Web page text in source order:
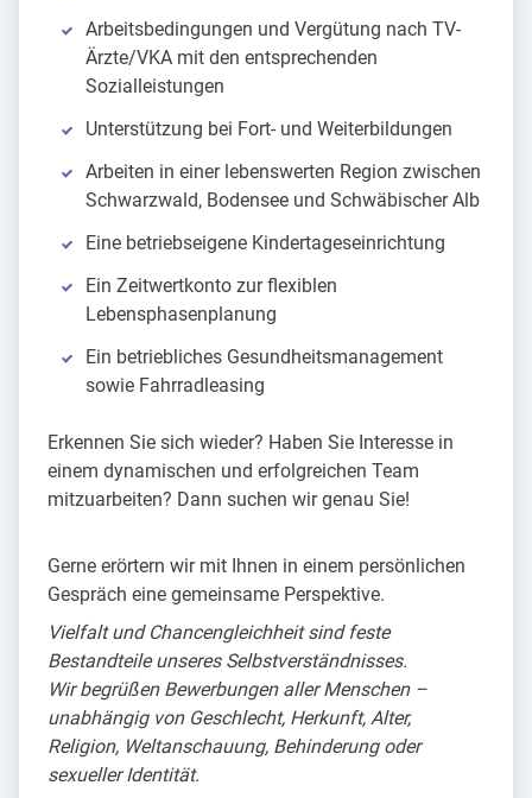
Arbeitsbedingungen und Vergütung nach TV-
Ärzte/VKA mit den entsprechenden
Sozialleistungen
Unterstützung bei Fort- und Weiterbildungen
Arbeiten in einer lebenswerten Region zwischen
Schwarzwald, Bodensee und Schwäbischer Alb
Eine betriebseigene Kindertageseinrichtung
Ein Zeitwertkonto zur flexiblen
Lebensphasenplanung
Ein betriebliches Gesundheitsmanagement
sowie Fahrradleasing
Erkennen Sie sich wieder? Haben Sie Interesse in
einem dynamischen und erfolgreichen Team
mitzuarbeiten? Dann suchen wir genau Sie!
Gerne erörtern wir mit Ihnen in einem persönlichen
Gespräch eine gemeinsame Perspektive.
Vielfalt und Chancengleichheit sind feste
Bestandteile unseres Selbstverständnisses.
Wir begrüßen Bewerbungen aller Menschen –
unabhängig von Geschlecht, Herkunft, Alter,
Religion, Weltanschauung, Behinderung oder
sexueller Identität.